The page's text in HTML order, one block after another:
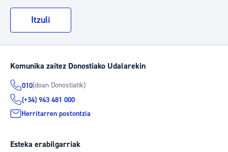
Itzuli
Komunika zaitez Donostiako Udalarekin
010(doan Donostiatik)
(+34) 943 481 000
Herritarren postontzia
Esteka erabilgarriak